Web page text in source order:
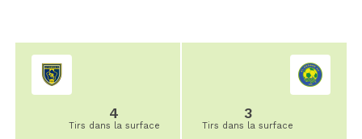
4
Tirs dans la surface
3
Tirs dans la surface